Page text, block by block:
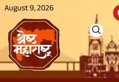
August 9, 2026